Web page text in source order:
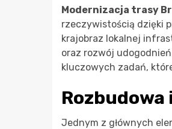
Modernizacja trasy
rzeczywistością dzięki
krajobraz lokalnej
oraz rozwój
kluczowych zadań,
Jednym z głównych